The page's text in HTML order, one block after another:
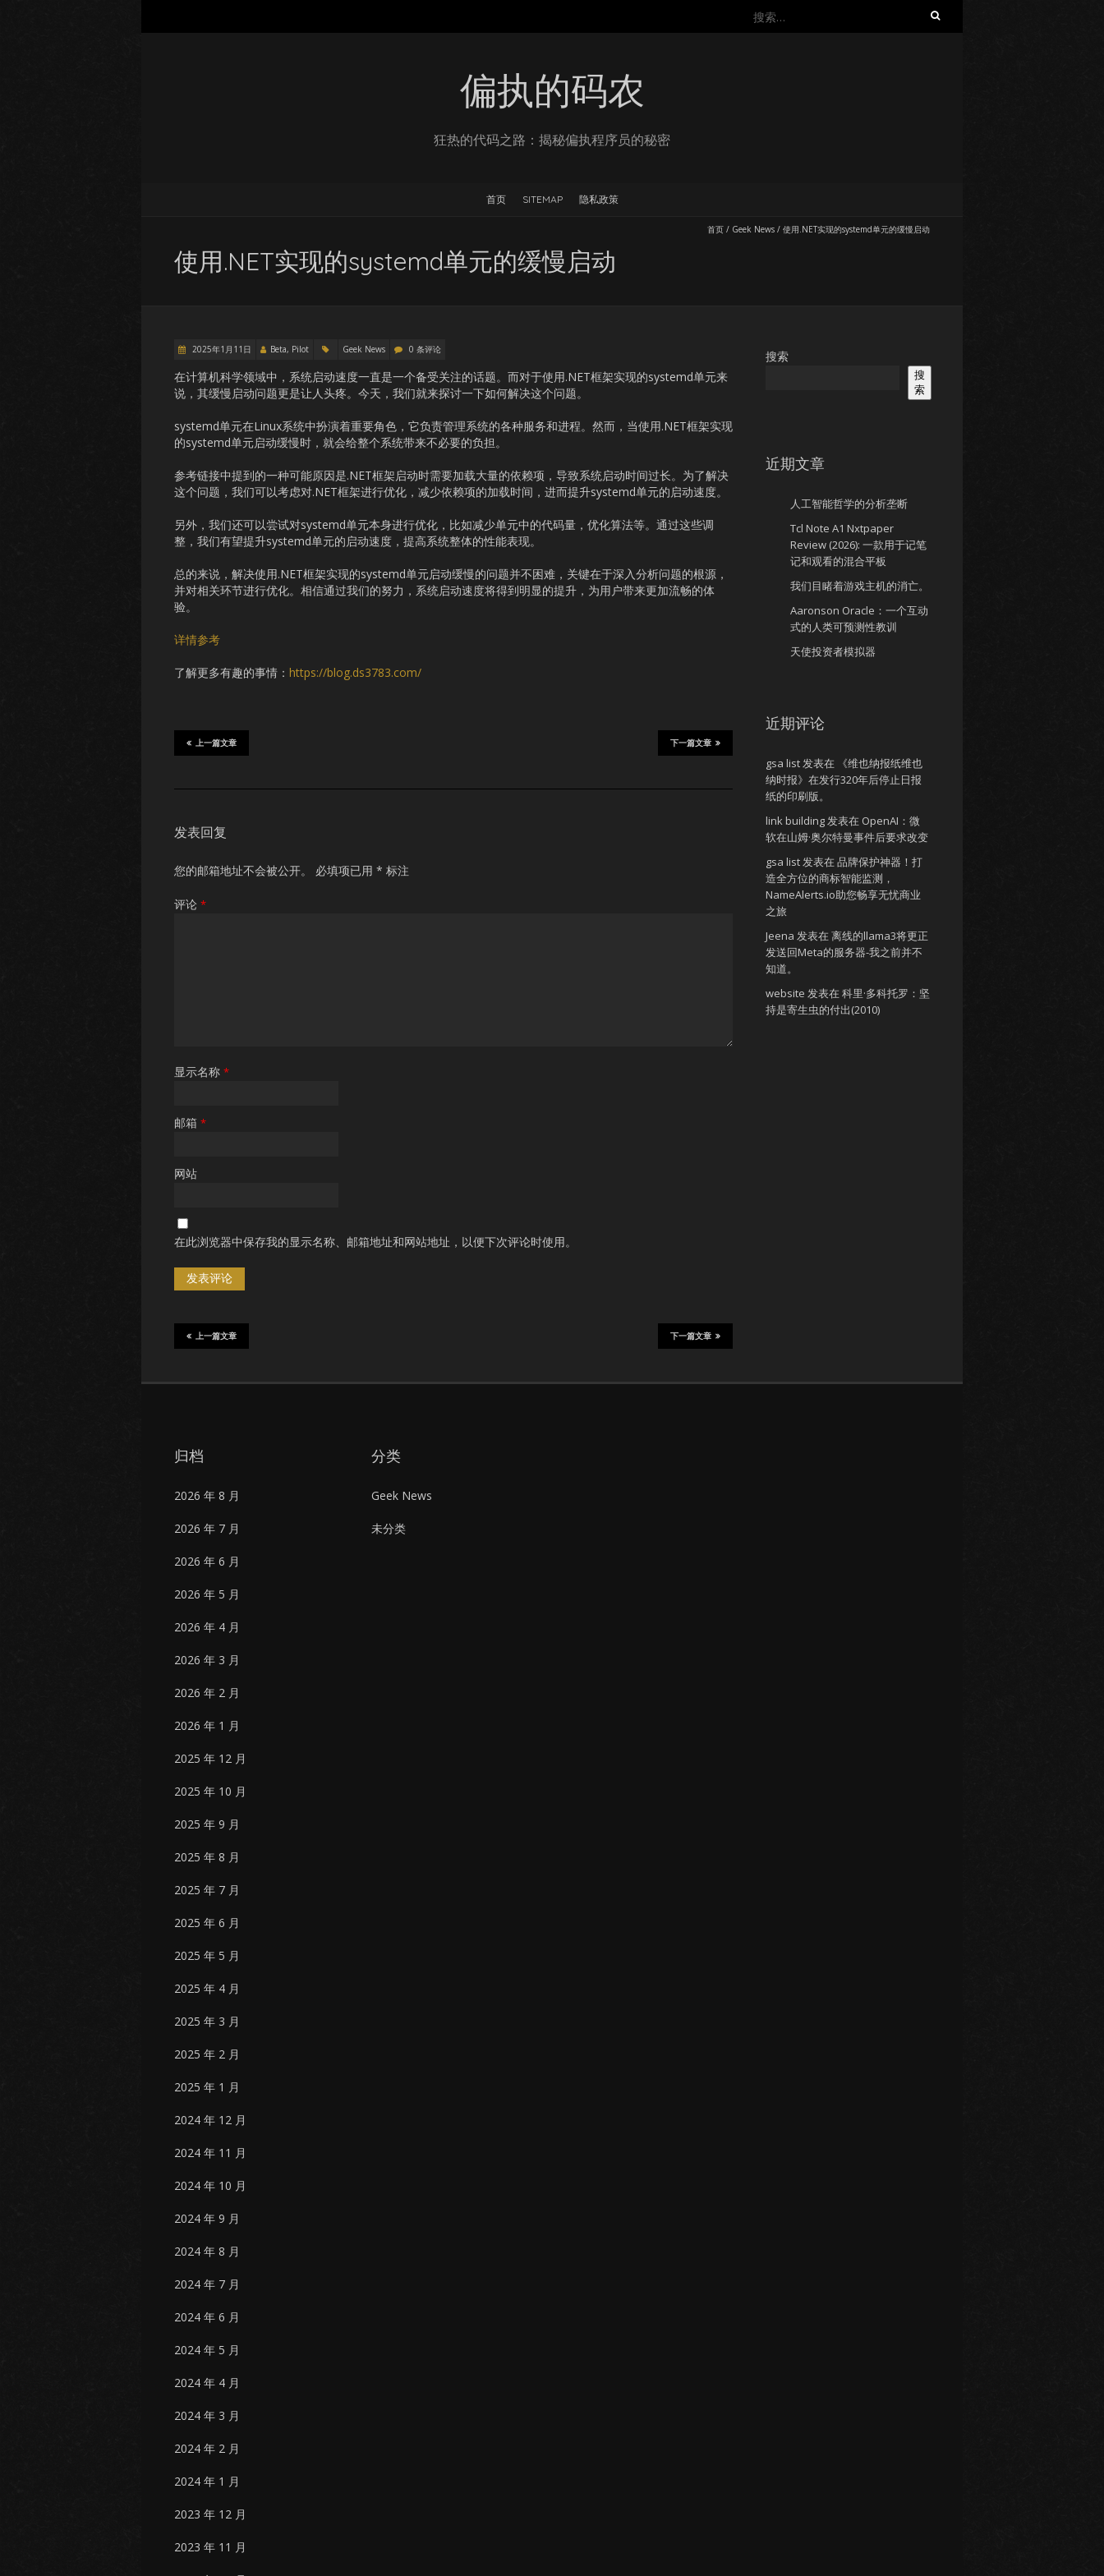
搜
偏执的码农
狂热的代码之路：揭秘偏执程序员的秘密
首页 SITEMAP 隐私政策
首页 / Geek News / 使用.NET实现的systemd单元的缓慢启动
使用.NET实现的systemd单元的缓慢启动
2025年1月11日 Beta, Pilot Geek News 0 条评论
在计算机科学领域中，系统启动速度一直是一个备受关注的话题。而对于使用.NET框架实现的systemd单元来
说，其缓慢启动问题更是让人头疼。今天，我们就来探讨一下如何解决这个问题。
systemd单元在Linux系统中扮演着重要角色，它负责管理系统的各种服务和进程。然而，当使用.NET框架实现
的systemd单元启动缓慢时，就会给整个系统带来不必要的负担。
参考链接中提到的一种可能原因是.NET框架启动时需要加载大量的依赖项，导致系统启动时间过长。为了解决
这个问题，我们可以考虑对.NET框架进行优化，减少依赖项的加载时间，进而提升systemd单元的启动速度。
另外，我们还可以尝试对systemd单元本身进行优化，比如减少单元中的代码量，优化算法等。通过这些调
整，我们有望提升systemd单元的启动速度，提高系统整体的性能表现。
总的来说，解决使用.NET框架实现的systemd单元启动缓慢的问题并不困难，关键在于深入分析问题的根源，
并对相关环节进行优化。相信通过我们的努力，系统启动速度将得到明显的提升，为用户带来更加流畅的体
验。
详情参考
了解更多有趣的事情： https://blog.ds3783.com/
下一篇文章
上一篇文章
发表回复
您的邮箱地址不会被公开。 必填项已用 * 标注
评论 *
显示名称 *
邮箱 *
网站
在此浏览器中保存我的显示名称、邮箱地址和网站地址，以便下次评论时使用。
下一篇文章
上一篇文章
搜索
搜
索
近期文章
人工智能哲学的分析垄断
Tcl Note A1 Nxtpaper
Review (2026): 一款用于记笔
记和观看的混合平板
我们目睹着游戏主机的消亡。
Aaronson Oracle：一个互动
式的人类可预测性教训
天使投资者模拟器
近期评论
gsa list发表在
《维也纳报纸维也
纳时报》在发行320年后停止日报
纸的印刷版。
link building发表在 OpenAI：微
软在山姆·奥尔特曼事件后要求改变
gsa list发表在 品牌保护神器！打
造全方位的商标智能监测，
NameAlerts.io助您畅享无忧商业
之旅
Jeena 发表在 离线的llama3将更正
发送回Meta的服务器-我之前并不
知道。
website 发表在 科里·多科托罗：坚
持是寄生虫的付出(2010)
归档
2026 年 8 月
2026 年 7 月
2026 年 6 月
2026 年 5 月
2026 年 4 月
2026 年 3 月
2026 年 2 月
2026 年 1 月
2025 年 12 月
2025 年 10 月
2025 年 9 月
2025 年 8 月
2025 年 7 月
2025 年 6 月
2025 年 5 月
2025 年 4 月
2025 年 3 月
2025 年 2 月
2025 年 1 月
2024 年 12 月
2024 年 11 月
2024 年 10 月
2024 年 9 月
2024 年 8 月
2024 年 7 月
2024 年 6 月
2024 年 5 月
2024 年 4 月
2024 年 3 月
2024 年 2 月
2024 年 1 月
2023 年 12 月
2023 年 11 月
分类
Geek News
未分类